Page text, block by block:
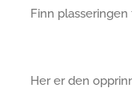
Finn
Her er den